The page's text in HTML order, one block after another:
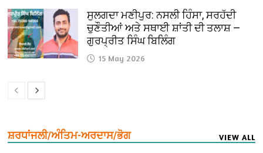
ਸੁਲਗਦਾ ਮਣੀਪੁਰ: ਨਸਲੀ ਹਿੰਸਾ, ਸਰਹੱਦੀ
ਚੁਣੌਤੀਆਂ ਅਤੇ ਸਥਾਈ ਸ਼ਾਂਤੀ ਦੀ ਤਲਾਸ਼ —
ਗੁਰਪ੍ਰੀਤ ਸਿੰਘ ਬਿਲਿੰਗ
15 May 2026
ਸ਼ਰਧਾਂਜਲੀ/ਅੰਤਿਮ-ਅਰਦਾਸ/ਭੋਗ VIEW ALL